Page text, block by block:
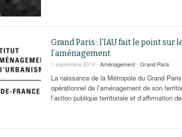
Grand Paris : l’IAU fait le point sur
l’aménagement
1 septembre 2014 - Aménagement- Grand Paris
La naissance de la Métropole du Grand
opérationnel de l’aménagement de son
l’action publique territoriale et d’affirmation